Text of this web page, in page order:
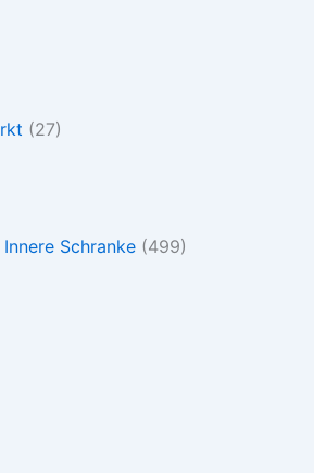
(27)
Schranke(499)